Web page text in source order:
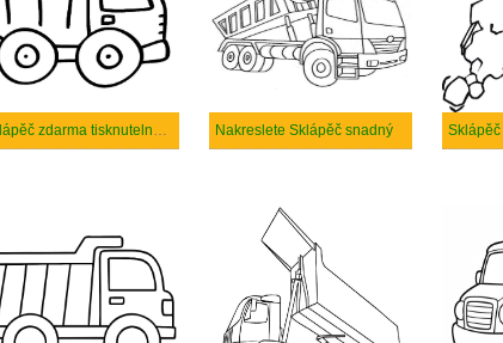
Sklápěč zdarma tisknutelné pro děti Nakreslete Sklápěč snadný